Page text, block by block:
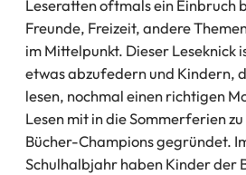
Leseratten oftmals ein Einbruch
Freunde, Freizeit, andere
im Mittelpunkt. Dieser Leseknick
etwas abzufedern und Kindern,
lesen, nochmal einen richtigen
Lesen mit in die Sommerferien
Bücher-Champions gegründet.
Schulhalbjahr haben Kinder der